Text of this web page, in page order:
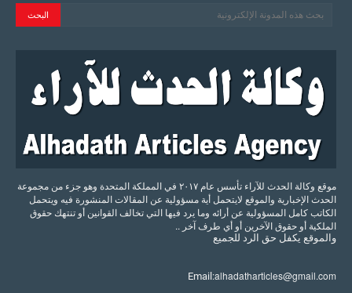
موقع وكالة الحدث للآراء تأسس عام ٢٠١٧ في المملكة المتحدة وهو جزء من مجموعة
الحدث الإخبارية والموقع لايتحمل أية مسؤولية عن المقالات المنشورة فيه ويتحمل
الكاتب كامل المسؤولية عن أرائه وما يرد فيها التي تخالف القوانين أو تنتهك حقوق
الملكية أو حقوق الآخرين أو أي طرف آخر ..
والموقع يكفل حق الرد للجميع
Email:alhadatharticles@gmail.com